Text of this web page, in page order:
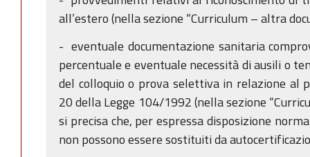
all’estero (nella sezione “Curriculum – altra
- eventuale documentazione sanitaria
percentuale e eventuale necessità di ausili o
del colloquio o prova selettiva in relazione al
20 della Legge 104/1992 (nella sezione
si precisa che, per espressa disposizione
non possono essere sostituiti da